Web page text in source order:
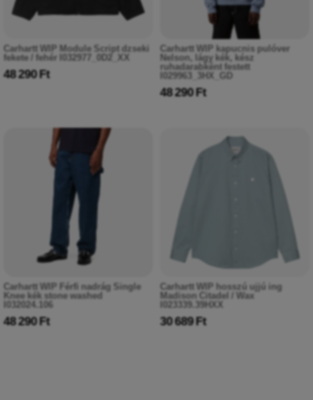
Carhartt WIP Module Script dzseki
fekete / fehér I032977_0D2_XX
48 290 Ft
Carhartt WIP kapucnis pulóver
Nelson, lágy kék, kész
ruhadarabként festett
I029963_3HX_GD
48 290 Ft
Carhartt WIP Férfi nadrág Single
Knee kék stone washed
I032024.106
48 290 Ft
Carhartt WIP hosszú ujjú ing
Madison Citadel / Wax
I023339.39HXX
30 689 Ft